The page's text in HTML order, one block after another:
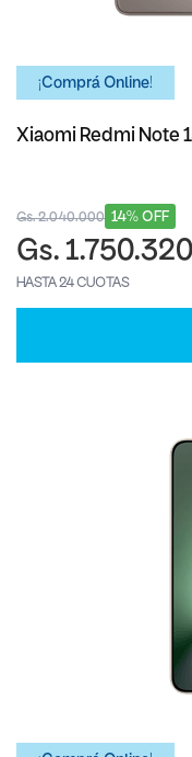
¡Comprá Online!
Xiaomi Redmi Note
14% OFF
Gs. 2.040.000
Gs. 1.750.320
HASTA 24 CUOTAS